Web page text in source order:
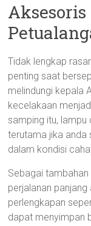
Tidak lengkap
penting saat
melindungi kepala
kecelakaan
samping itu,
terutama jika anda
dalam kondisi
Sebagai
perjalanan
perlengkapan
dapat menyimpan